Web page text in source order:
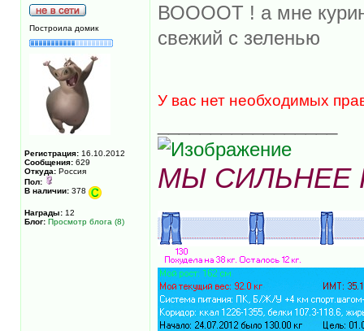
Построила домик
Регистрация: 16.10.2012
Сообщения: 629
Откуда: Россия
Пол:
В наличии: 378
Награды: 12
Блог: Просмотр блога (8)
ВООООТ ! а мне
свежий с зеленью
У вас нет необходимых
МЫ СИЛЬНЕЕ